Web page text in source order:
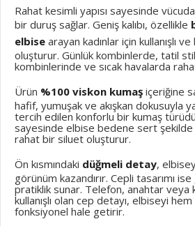
Rahat kesimli yapısı sayesinde
bir duruş sağlar. Geniş kalıbı, özellikle
elbise arayan kadınlar için kullanışlı
oluşturur. Günlük kombinlerde, tatil
kombinlerinde ve sıcak havalarda
Ürün %100 viskon kumaş içeriğine
hafif, yumuşak ve akışkan dokusuyla
tercih edilen konforlu bir kumaş
sayesinde elbise bedene sert
rahat bir siluet oluşturur.
Ön kısmındaki düğmeli detay,
görünüm kazandırır. Cepli tasarımı
pratiklik sunar. Telefon, anahtar veya
kullanışlı olan cep detayı, elbiseyi
fonksiyonel hale getirir.